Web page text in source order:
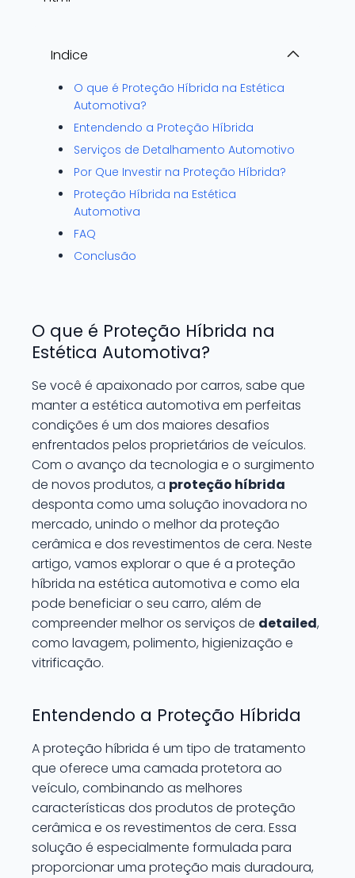
Indice
O que é Proteção Híbrida na Estética
Automotiva?
Entendendo a Proteção Híbrida
Serviços de Detalhamento Automotivo
Por Que Investir na Proteção Híbrida?
Proteção Híbrida na Estética
Automotiva
FAQ
Conclusão
O que é Proteção Híbrida na
Estética Automotiva?
Se você é apaixonado por carros, sabe que
manter a estética automotiva em perfeitas
condições é um dos maiores desafios
enfrentados pelos proprietários de veículos.
Com o avanço da tecnologia e o surgimento
de novos produtos, a proteção híbrida
desponta como uma solução inovadora no
mercado, unindo o melhor da proteção
cerâmica e dos revestimentos de cera. Neste
artigo, vamos explorar o que é a proteção
híbrida na estética automotiva e como ela
pode beneficiar o seu carro, além de
compreender melhor os serviços de detailed,
como lavagem, polimento, higienização e
vitrificação.
Entendendo a Proteção Híbrida
A proteção híbrida é um tipo de tratamento
que oferece uma camada protetora ao
veículo, combinando as melhores
características dos produtos de proteção
cerâmica e os revestimentos de cera. Essa
solução é especialmente formulada para
proporcionar uma proteção mais duradoura,